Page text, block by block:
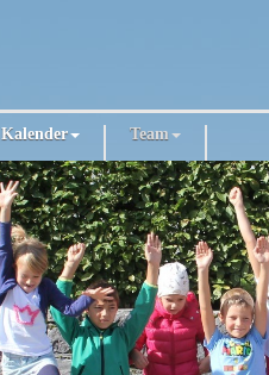
Kalender Team